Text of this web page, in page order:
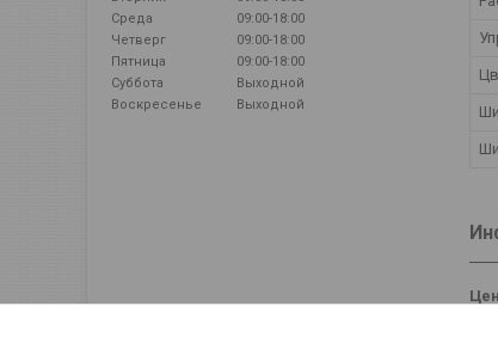
Среда
09:00-18:00
Четверг
09:00-18:00
Пятница
09:00-18:00
Суббота
Выходной
Воскресенье
Выходной